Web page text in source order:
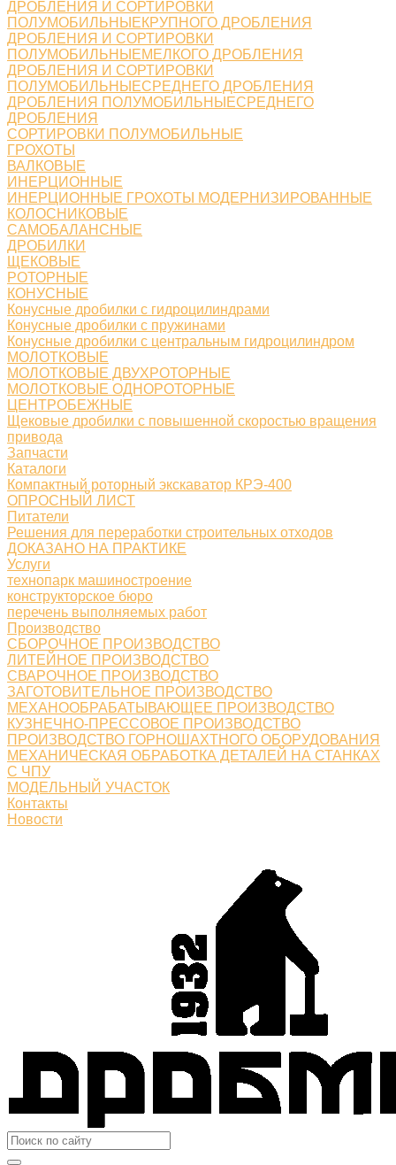
ДРОБЛЕНИЯ И СОРТИРОВКИ
ПОЛУМОБИЛЬНЫЕКРУПНОГО ДРОБЛЕНИЯ
ДРОБЛЕНИЯ И СОРТИРОВКИ
ПОЛУМОБИЛЬНЫЕМЕЛКОГО ДРОБЛЕНИЯ
ДРОБЛЕНИЯ И СОРТИРОВКИ
ПОЛУМОБИЛЬНЫЕСРЕДНЕГО ДРОБЛЕНИЯ
ДРОБЛЕНИЯ ПОЛУМОБИЛЬНЫЕСРЕДНЕГО
ДРОБЛЕНИЯ
СОРТИРОВКИ ПОЛУМОБИЛЬНЫЕ
ГРОХОТЫ
ВАЛКОВЫЕ
ИНЕРЦИОННЫЕ
ИНЕРЦИОННЫЕ ГРОХОТЫ МОДЕРНИЗИРОВАННЫЕ
КОЛОСНИКОВЫЕ
САМОБАЛАНСНЫЕ
ДРОБИЛКИ
ЩЕКОВЫЕ
РОТОРНЫЕ
КОНУСНЫЕ
Конусные дробилки с гидроцилиндрами
Конусные дробилки с пружинами
Конусные дробилки с центральным гидроцилиндром
МОЛОТКОВЫЕ
МОЛОТКОВЫЕ ДВУХРОТОРНЫЕ
МОЛОТКОВЫЕ ОДНОРОТОРНЫЕ
ЦЕНТРОБЕЖНЫЕ
Щековые дробилки с повышенной скоростью вращения
привода
Запчасти
Каталоги
Компактный роторный экскаватор КРЭ-400
ОПРОСНЫЙ ЛИСТ
Питатели
Решения для переработки строительных отходов
ДОКАЗАНО НА ПРАКТИКЕ
Услуги
технопарк машиностроение
конструкторское бюро
перечень выполняемых работ
Производство
СБОРОЧНОЕ ПРОИЗВОДСТВО
ЛИТЕЙНОЕ ПРОИЗВОДСТВО
СВАРОЧНОЕ ПРОИЗВОДСТВО
ЗАГОТОВИТЕЛЬНОЕ ПРОИЗВОДСТВО
МЕХАНООБРАБАТЫВАЮЩЕЕ ПРОИЗВОДСТВО
КУЗНЕЧНО-ПРЕССОВОЕ ПРОИЗВОДСТВО
ПРОИЗВОДСТВО ГОРНОШАХТНОГО ОБОРУДОВАНИЯ
МЕХАНИЧЕСКАЯ ОБРАБОТКА ДЕТАЛЕЙ НА СТАНКАХ
С ЧПУ
МОДЕЛЬНЫЙ УЧАСТОК
Контакты
Новости